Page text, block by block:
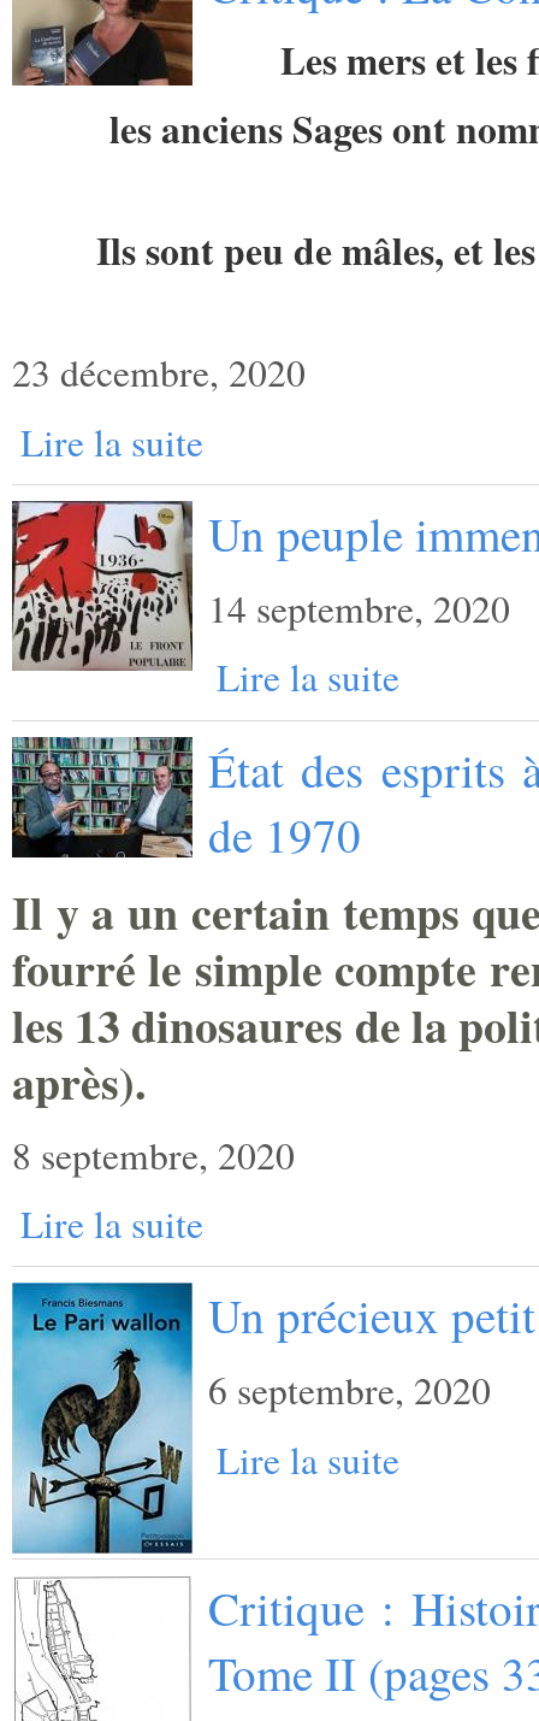
Les mers et
les anciens Sages ont
Ils sont peu de mâles, et
23 décembre, 2020
Lire la suite
Un peuple
14 septembre, 2020
Lire la suite
État des esprits
de 1970
Il y a un certain temps
fourré le simple compte
les 13 dinosaures de la
après).
8 septembre, 2020
Lire la suite
Un précieux
6 septembre, 2020
Lire la suite
Critique :
Tome II (pages